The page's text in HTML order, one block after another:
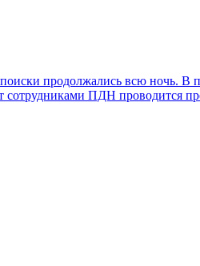
продолжались всю ночь.
ПДН проводится